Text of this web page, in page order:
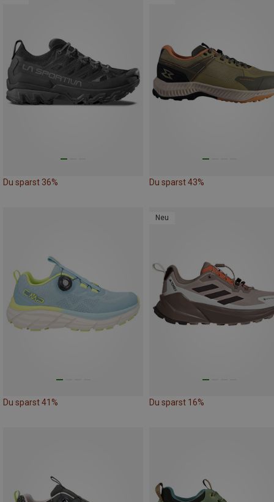
Du sparst 36% Du sparst 43%
Du sparst 41%
Neu
Du sparst 16%